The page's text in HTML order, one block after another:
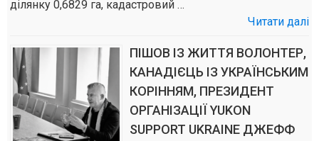
ділянку 0,6829 га, кадастровий …
Читати далі
ПІШОВ ІЗ ЖИТТЯ ВОЛОНТЕР,
КАНАДІЄЦЬ ІЗ УКРАЇНСЬКИМ
КОРІННЯМ, ПРЕЗИДЕНТ
ОРГАНІЗАЦІЇ YUKON
SUPPORT UKRAINE ДЖЕФФ